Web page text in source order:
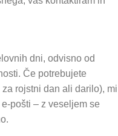
dni, odvisno od
Če potrebujete
rojstni dan ali darilo), mi
pošti – z veseljem se